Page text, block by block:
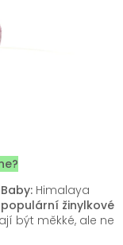
Himalaya
žinylkové
být měkké, ale ne